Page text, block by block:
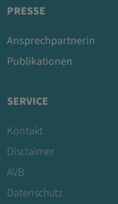
PRESSE
Ansprechpartnerin
Publikationen
SERVICE
Kontakt
Disclaimer
AVB
Datenschutz